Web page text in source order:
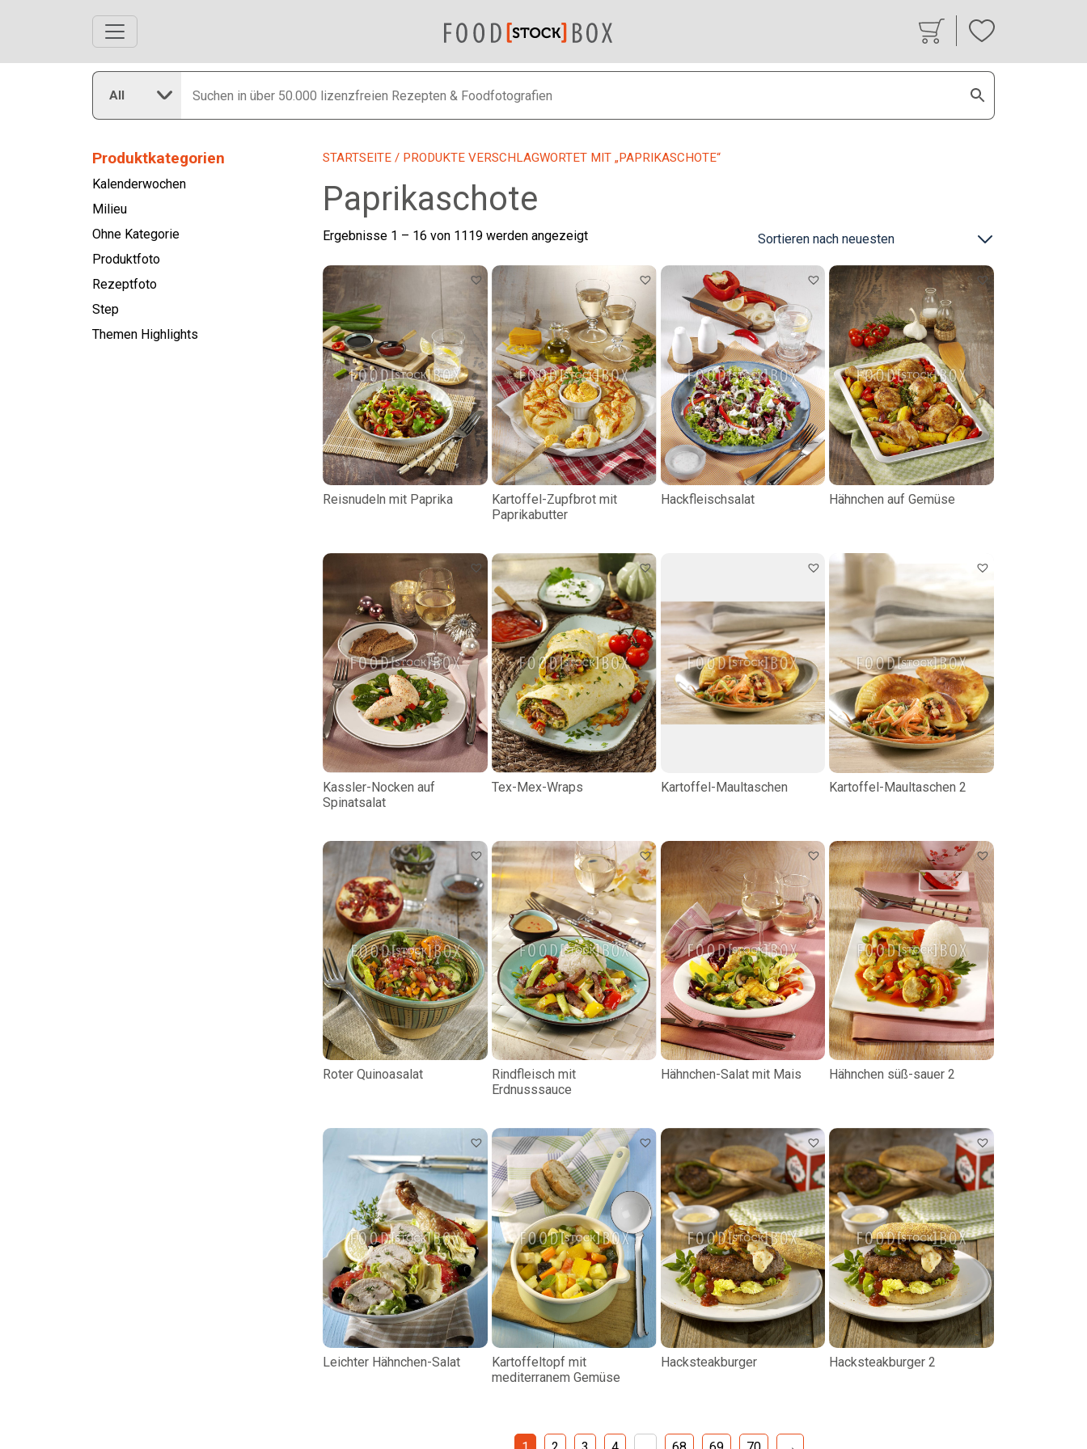
All
Produktkategorien
Kalenderwochen
Milieu
Ohne Kategorie
Produktfoto
Rezeptfoto
Step
Themen Highlights
STARTSEITE / PRODUKTE VERSCHLAGWORTET MIT „PAPRIKASCHOTE“
Paprikaschote
Ergebnisse 1 – 16 von 1119 werden angezeigtNach
Reisnudeln mit Paprika
Kartoffel-Zupfbrot mit
Paprikabutter
Hackfleischsalat Hähnchen auf Gemüse
Kassler-Nocken auf
Spinatsalat
Tex-Mex-Wraps Kartoffel-Maultaschen Kartoffel-Maultaschen 2
Roter Quinoasalat
Rindfleisch mit
Erdnusssauce
Hähnchen-Salat mit Mais Hähnchen süß-sauer 2
Leichter Hähnchen-Salat
Kartoffeltopf mit
mediterranem Gemüse
Hacksteakburger Hacksteakburger 2